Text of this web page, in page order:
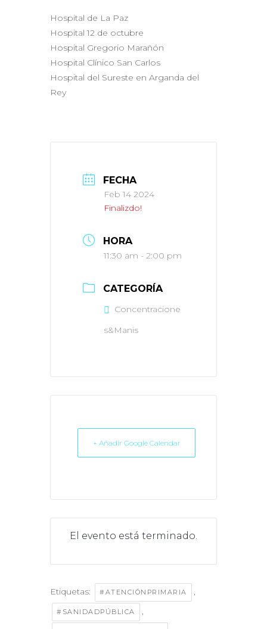
Hospital de La Paz
Hospital 12 de octubre
Hospital Gregorio Marañón
Hospital Clínico San Carlos
Hospital del Sureste en Arganda del
Rey
FECHA
Feb 14 2024
Finalizdo!
HORA
11:30 am - 2:00 pm
CATEGORÍA
Concentracione
s&Manis
+ Añadir Google Calendar
El evento está terminado.
Etiquetas: #ATENCIÓNPRIMARIA ,
#SANIDADPÚBLICA ,